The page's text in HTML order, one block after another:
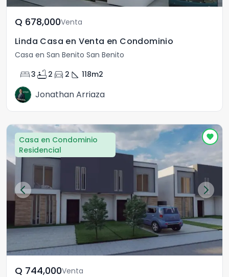
Q	678,000Venta
Linda Casa en Venta en Condominio
Casa en San Benito San Benito
bed3 bathtub 2 directions_car 2 square_foot 118m2
Jonathan Arriaza
Casa en Condominio
Residencial
Q	744,000Venta